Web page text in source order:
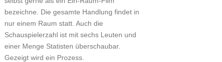
bezeichne. Die gesamte Handlung findet in
nur einem Raum statt. Auch die
Schauspielerzahl ist mit sechs Leuten und
einer Menge Statisten überschaubar.
Gezeigt wird ein Prozess.